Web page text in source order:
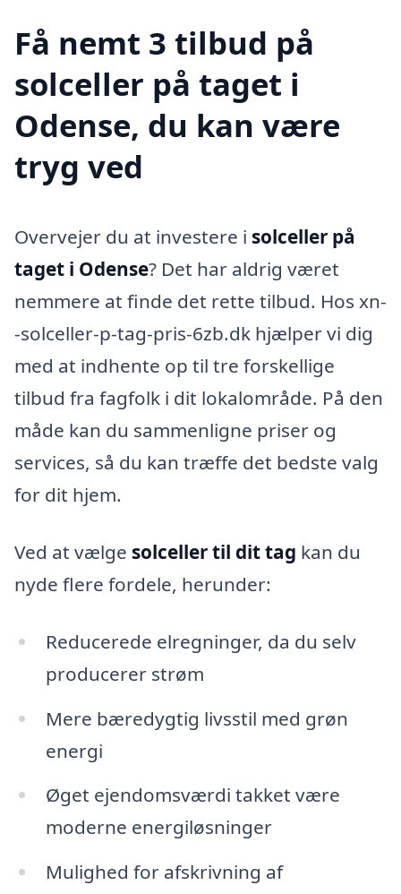
Få nemt 3 tilbud på
solceller på taget i
Odense, du kan være
tryg ved
Overvejer du at investere i solceller på
taget i Odense? Det har aldrig været
nemmere at finde det rette tilbud. Hos xn-
-solceller-p-tag-pris-6zb.dk hjælper vi dig
med at indhente op til tre forskellige
tilbud fra fagfolk i dit lokalområde. På den
måde kan du sammenligne priser og
services, så du kan træffe det bedste valg
for dit hjem.
Ved at vælge solceller til dit tag kan du
nyde flere fordele, herunder:
Reducerede elregninger, da du selv
producerer strøm
Mere bæredygtig livsstil med grøn
energi
Øget ejendomsværdi takket være
moderne energiløsninger
Mulighed for afskrivning af